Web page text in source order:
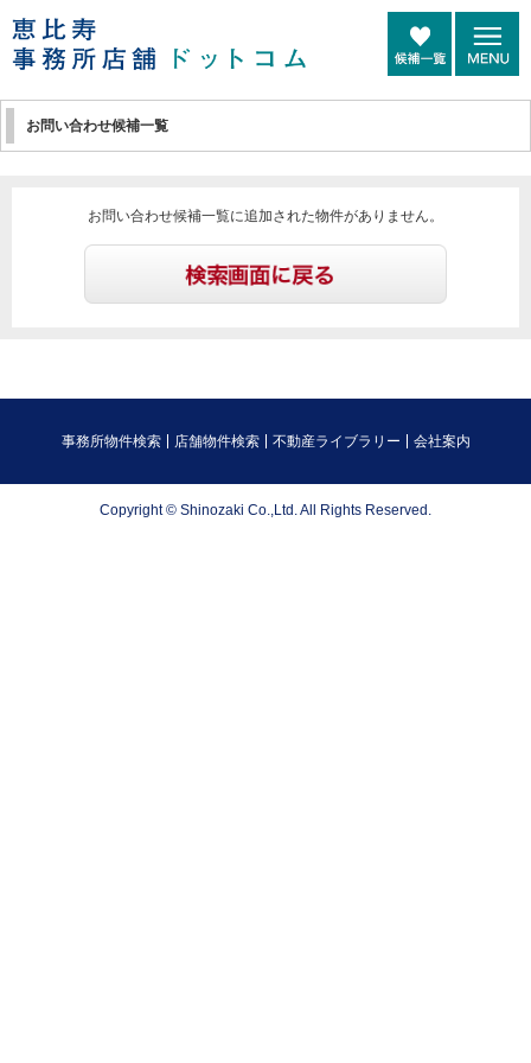
お問い合わせ候補一覧
お問い合わせ候補一覧に追加された物件がありません。
事務所物件検索 店舗物件検索 不動産ライブラリー 会社案内
Copyright © Shinozaki Co.,Ltd. All Rights Reserved.